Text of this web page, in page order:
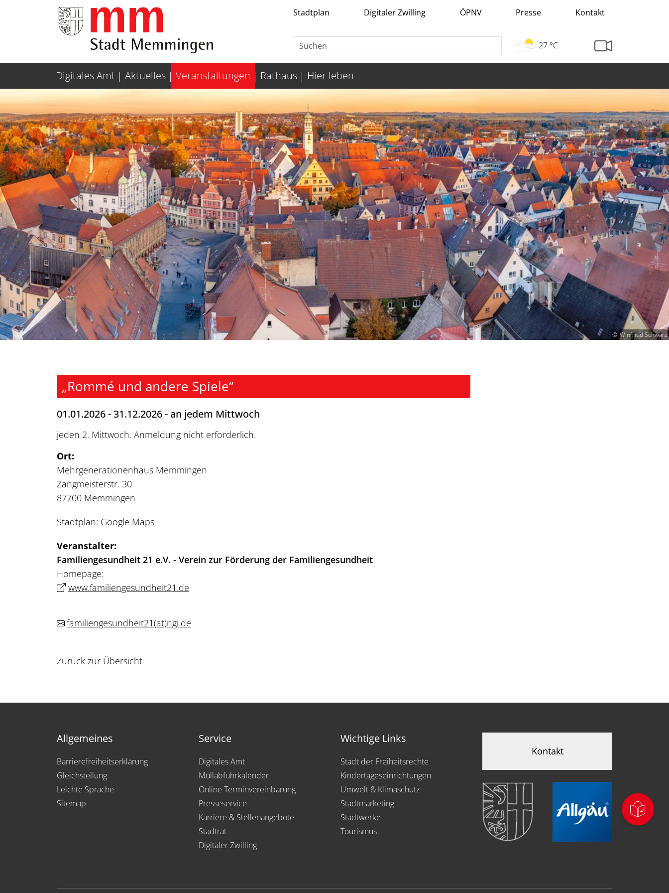
Weiter zur Navigation Weiter zum Inhalt Stadtplan Digitaler Zwilling ÖPNV Presse Kontakt
27 °C
Digitales Amt Aktuelles Veranstaltungen Rathaus Hier leben
Winfried Schwarz
„Rommé und andere Spiele“
01.01.2026 - 31.12.2026 - an jedem Mittwoch
jeden 2. Mittwoch. Anmeldung nicht erforderlich.
Ort:
Mehrgenerationenhaus Memmingen
Zangmeisterstr. 30
87700 Memmingen
Stadtplan: Google Maps
Veranstalter:
Familiengesundheit 21 e.V. - Verein zur Förderung der Familiengesundheit
Homepage:
www.familiengesundheit21.de
familiengesundheit21(at)ngi.de
Zurück zur Übersicht
Allgemeines
Barrierefreiheitserklärung
Gleichstellung
Leichte Sprache
Sitemap
Service
Digitales Amt
Müllabfuhrkalender
Online Terminvereinbarung
Presseservice
Karriere & Stellenangebote
Stadtrat
Digitaler Zwilling
Wichtige Links
Stadt der Freiheitsrechte
Kindertageseinrichtungen
Umwelt & Klimaschutz
Stadtmarketing
Stadtwerke
Tourismus
Kontakt